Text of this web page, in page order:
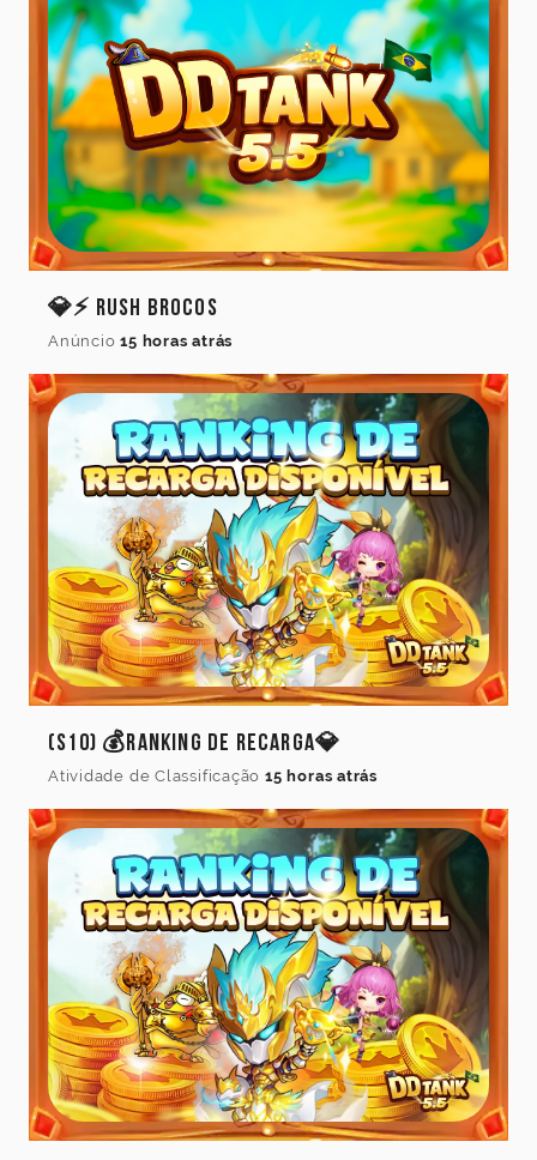
Idioma
do jogo
Idioma
Cancelar Atualizar
💎⚡ Rush Brocos
Anúncio 15 horas atrás
(S10) 💰Ranking de Recarga💎
Atividade de Classificação 15 horas atrás